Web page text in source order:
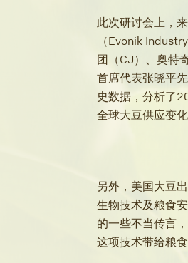
此次研讨会上，
（Evonik
团（CJ）、奥特
首席代表张晓平
史数据，分析了
全球大豆供应变
另外，美国大豆
生物技术及粮食
的一些不当传言
这项技术带给粮